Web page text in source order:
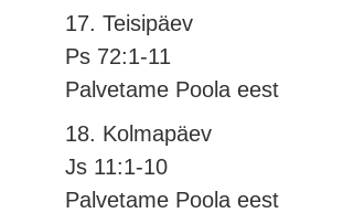
17. Teisipäev
Ps 72:1-11
Palvetame Poola eest
18. Kolmapäev
Js 11:1-10
Palvetame Poola eest